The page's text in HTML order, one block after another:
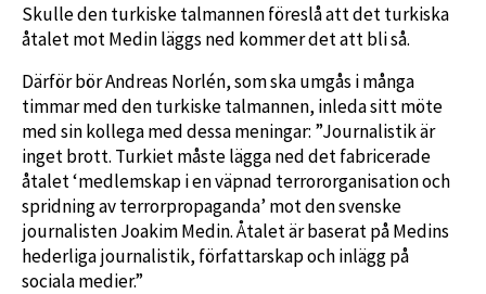
Skulle den turkiske talmannen föreslå att det turkiska
åtalet mot Medin läggs ned kommer det att bli så.
Därför bör Andreas Norlén, som ska umgås i många
timmar med den turkiske talmannen, inleda sitt möte
med sin kollega med dessa meningar: ”Journalistik är
inget brott. Turkiet måste lägga ned det fabricerade
åtalet ‘medlemskap i en väpnad terrororganisation och
spridning av terrorpropaganda’ mot den svenske
journalisten Joakim Medin. Åtalet är baserat på Medins
hederliga journalistik, författarskap och inlägg på
sociala medier.”